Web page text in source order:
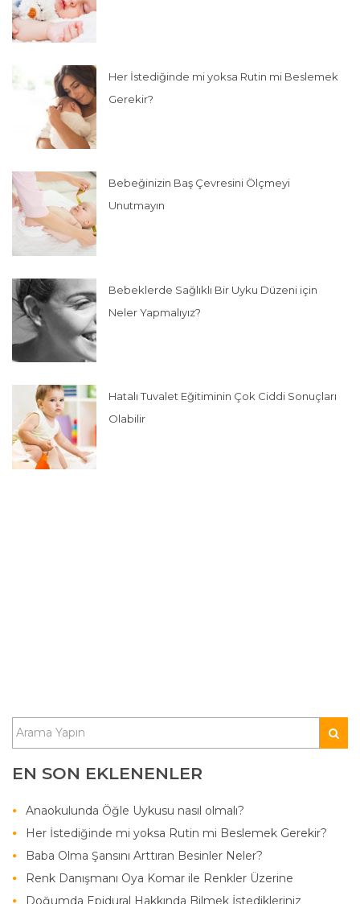
Her İstediğinde mi yoksa Rutin mi Beslemek
Gerekir?
Bebeğinizin Baş Çevresini Ölçmeyi
Unutmayın
Bebeklerde Sağlıklı Bir Uyku Düzeni için
Neler Yapmalıyız?
Hatalı Tuvalet Eğitiminin Çok Ciddi Sonuçları
Olabilir
EN SON EKLENENLER
Anaokulunda Öğle Uykusu nasıl olmalı?
Her İstediğinde mi yoksa Rutin mi Beslemek Gerekir?
Baba Olma Şansını Arttıran Besinler Neler?
Renk Danışmanı Oya Komar ile Renkler Üzerine
Doğumda Epidural Hakkında Bilmek İstedikleriniz